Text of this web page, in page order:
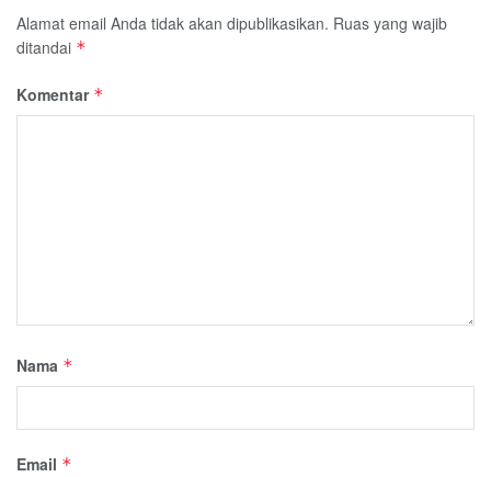
Alamat email Anda tidak akan dipublikasikan. Ruas yang wajib
ditandai *
Komentar *
Nama *
Email *